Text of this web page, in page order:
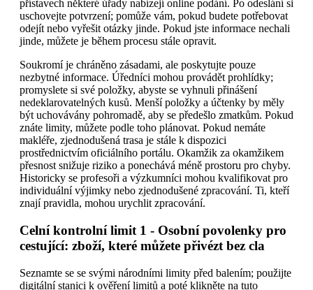
přístavech některé úřady nabízejí online podání. Po odeslání si
uschovejte potvrzení; pomůže vám, pokud budete potřebovat
odejít nebo vyřešit otázky jinde. Pokud jste informace nechali
jinde, můžete je během procesu stále opravit.
Soukromí je chráněno zásadami, ale poskytujte pouze
nezbytné informace. Úředníci mohou provádět prohlídky;
promyslete si své položky, abyste se vyhnuli přinášení
nedeklarovatelných kusů. Menší položky a účtenky by měly
být uchovávány pohromadě, aby se předešlo zmatkům. Pokud
znáte limity, můžete podle toho plánovat. Pokud nemáte
makléře, zjednodušená trasa je stále k dispozici
prostřednictvím oficiálního portálu. Okamžik za okamžikem
přesnost snižuje riziko a ponechává méně prostoru pro chyby.
Historicky se profesoři a výzkumníci mohou kvalifikovat pro
individuální výjimky nebo zjednodušené zpracování. Ti, kteří
znají pravidla, mohou urychlit zpracování.
Celní kontrolní limit 1 - Osobní povolenky pro
cestující: zboží, které můžete přivézt bez cla
Seznamte se se svými národními limity před balením; použijte
digitální stanici k ověření limitů a poté klikněte na tuto